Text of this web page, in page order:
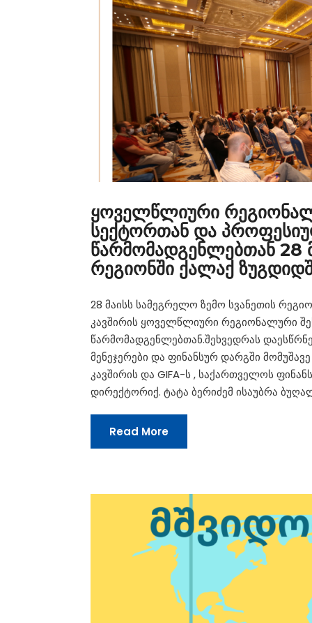
ყოველწლიური
სექტორთან და
წარმომადგენლებთან 28
რეგიონში ქალაქ
28 მაისს სამეგრელო ზემო სვანეთის
კავშირის ყოველწლიური რეგიონალური
წარმომადგენლებთან.შეხვედრას
მენეჯერები და ფინანსურ დარგში
კავშირის და GIFA-ს , საქართველოს
დირექტორიქ. ტატა ბერიძემ ისაუბრა
Read More